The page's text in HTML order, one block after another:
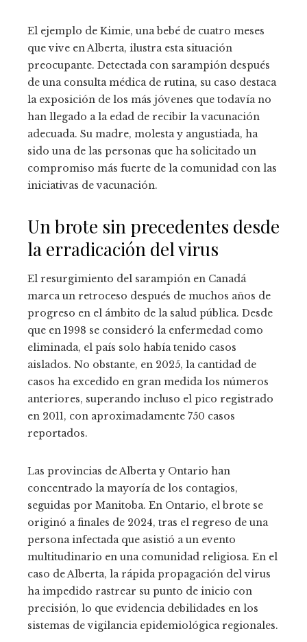
El ejemplo de Kimie, una bebé de cuatro meses
que vive en Alberta, ilustra esta situación
preocupante. Detectada con sarampión después
de una consulta médica de rutina, su caso destaca
la exposición de los más jóvenes que todavía no
han llegado a la edad de recibir la vacunación
adecuada. Su madre, molesta y angustiada, ha
sido una de las personas que ha solicitado un
compromiso más fuerte de la comunidad con las
iniciativas de vacunación.
Un brote sin precedentes desde
la erradicación del virus
El resurgimiento del sarampión en Canadá
marca un retroceso después de muchos años de
progreso en el ámbito de la salud pública. Desde
que en 1998 se consideró la enfermedad como
eliminada, el país solo había tenido casos
aislados. No obstante, en 2025, la cantidad de
casos ha excedido en gran medida los números
anteriores, superando incluso el pico registrado
en 2011, con aproximadamente 750 casos
reportados.
Las provincias de Alberta y Ontario han
concentrado la mayoría de los contagios,
seguidas por Manitoba. En Ontario, el brote se
originó a finales de 2024, tras el regreso de una
persona infectada que asistió a un evento
multitudinario en una comunidad religiosa. En el
caso de Alberta, la rápida propagación del virus
ha impedido rastrear su punto de inicio con
precisión, lo que evidencia debilidades en los
sistemas de vigilancia epidemiológica regionales.